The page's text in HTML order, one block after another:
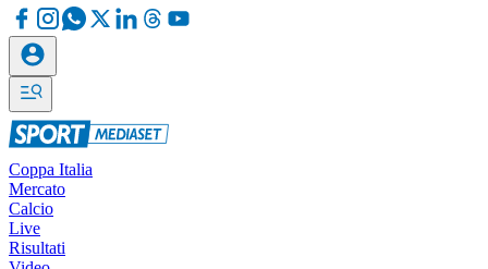
Coppa Italia
Mercato
Calcio
Live
Risultati